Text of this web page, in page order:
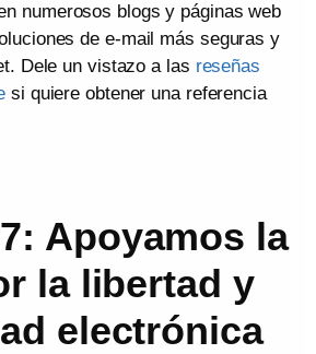
numerosos blogs y páginas web
de e-mail más seguras y
Dele un vistazo a las reseñas
si quiere obtener una referencia
Apoyamos la
la libertad y
electrónica